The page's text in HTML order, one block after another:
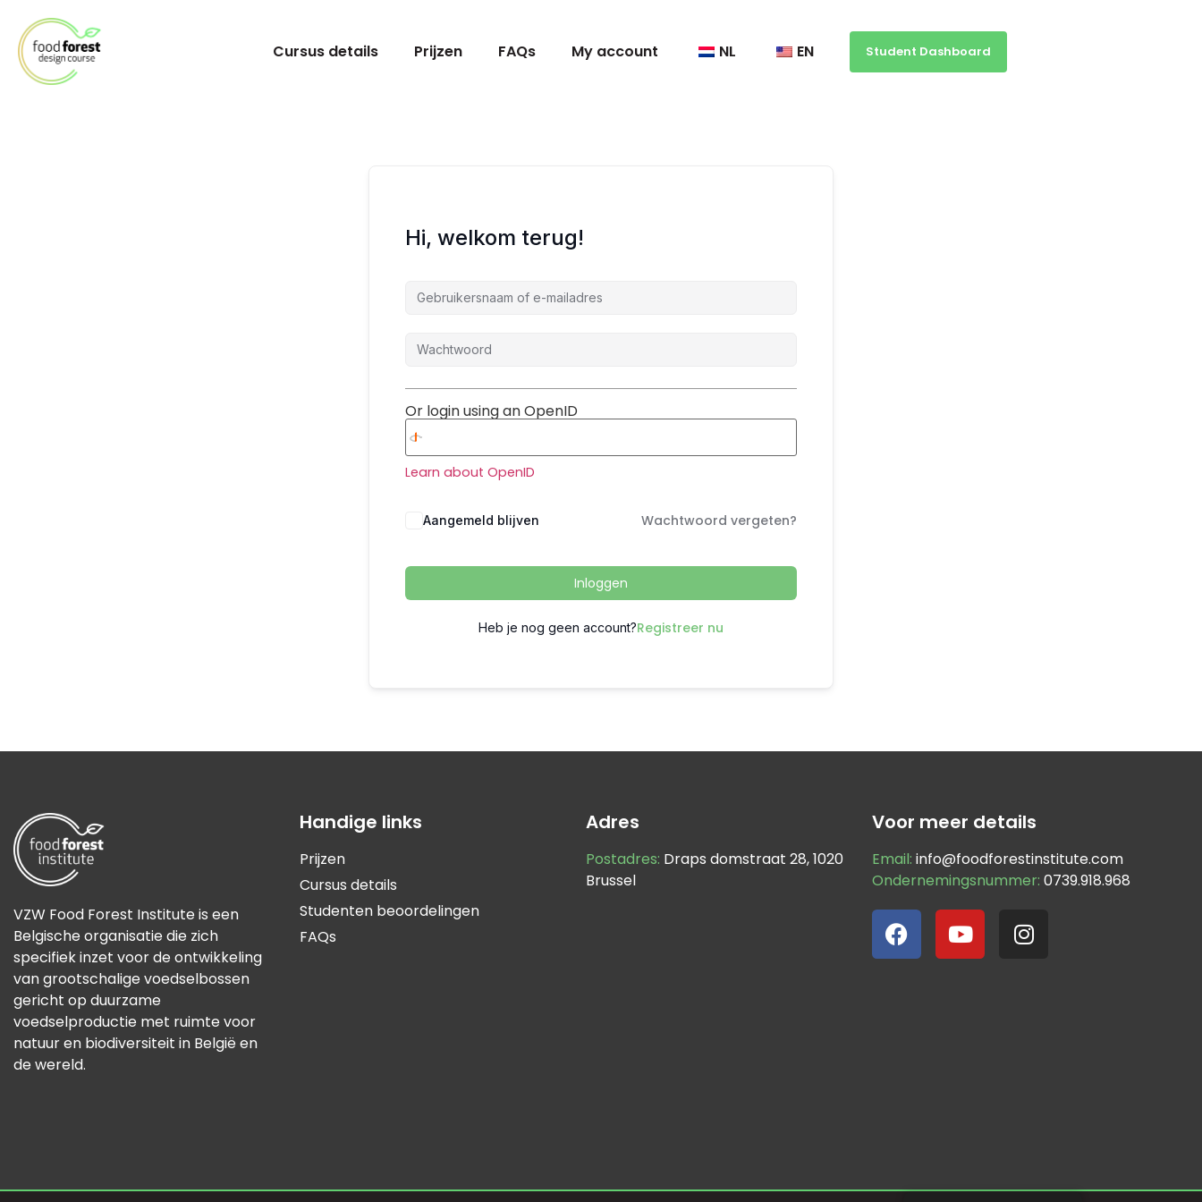
Cursus details Prijzen FAQs My account NL EN Student Dashboard
Hi, welkom terug!
Or login using an OpenID
Learn about OpenID
Aangemeld blijven Wachtwoord vergeten?
Inloggen
Heb je nog geen account?Registreer nu
VZW Food Forest Institute is een
Belgische organisatie die zich
specifiek inzet voor de ontwikkeling
van grootschalige voedselbossen
gericht op duurzame
voedselproductie met ruimte voor
natuur en biodiversiteit in België en
de wereld.
Handige links
Prijzen
Cursus details
Studenten beoordelingen
FAQs
Adres
Postadres: Draps domstraat 28, 1020
Brussel
Voor meer details
Email: info@foodforestinstitute.com
Ondernemingsnummer: 0739.918.968